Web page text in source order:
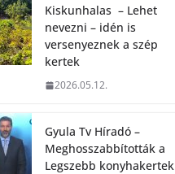
Kiskunhalas – Lehet
nevezni – idén is
versenyeznek a szép
kertek
2026.05.12.
Gyula Tv Híradó –
Meghosszabbították a
Legszebb konyhakertek